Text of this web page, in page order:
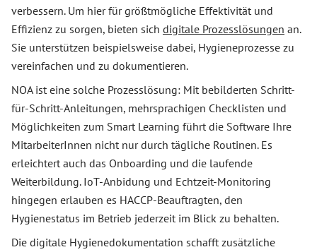
verbessern. Um hier für größtmögliche Effektivität und
Effizienz zu sorgen, bieten sich digitale Prozesslösungen an.
Sie unterstützen beispielsweise dabei, Hygieneprozesse zu
vereinfachen und zu dokumentieren.
NOA ist eine solche Prozesslösung: Mit bebilderten Schritt-
für-Schritt-Anleitungen, mehrsprachigen Checklisten und
Möglichkeiten zum Smart Learning führt die Software Ihre
MitarbeiterInnen nicht nur durch tägliche Routinen. Es
erleichtert auch das Onboarding und die laufende
Weiterbildung. IoT-Anbidung und Echtzeit-Monitoring
hingegen erlauben es HACCP-Beauftragten, den
Hygienestatus im Betrieb jederzeit im Blick zu behalten.
Die digitale Hygienedokumentation schafft zusätzliche